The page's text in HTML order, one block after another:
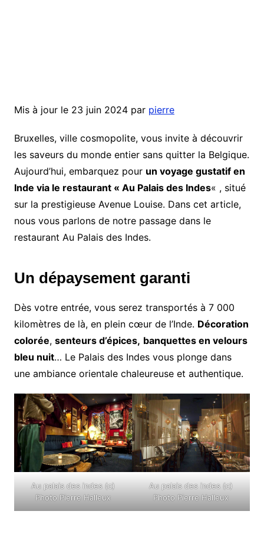
Mis à jour le 23 juin 2024 par pierre
Bruxelles, ville cosmopolite, vous invite à découvrir
les saveurs du monde entier sans quitter la Belgique.
Aujourd’hui, embarquez pour un voyage gustatif en
Inde via le restaurant « Au Palais des Indes« , situé
sur la prestigieuse Avenue Louise. Dans cet article,
nous vous parlons de notre passage dans le
restaurant Au Palais des Indes.
Un dépaysement garanti
Dès votre entrée, vous serez transportés à 7 000
kilomètres de là, en plein cœur de l’Inde. Décoration
colorée, senteurs d’épices, banquettes en velours
bleu nuit… Le Palais des Indes vous plonge dans
une ambiance orientale chaleureuse et authentique.
Au palais des indes (c)
Photo Pierre Halleux
Au palais des indes (c)
Photo Pierre Halleux